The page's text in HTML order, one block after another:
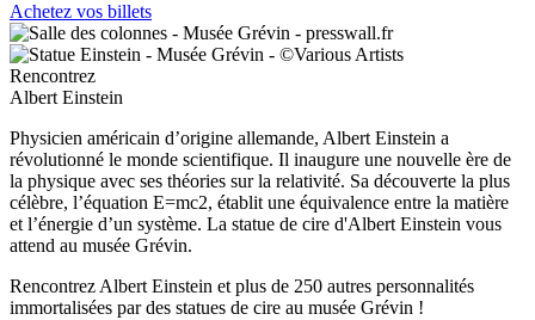
Achetez vos billets
Rencontrez
Albert Einstein
Physicien américain d’origine allemande, Albert Einstein a
révolutionné le monde scientifique. Il inaugure une nouvelle ère de
la physique avec ses théories sur la relativité. Sa découverte la plus
célèbre, l’équation E=mc2, établit une équivalence entre la matière
et l’énergie d’un système. La statue de cire d'Albert Einstein vous
attend au musée Grévin.
Rencontrez Albert Einstein et plus de 250 autres personnalités
immortalisées par des statues de cire au musée Grévin !